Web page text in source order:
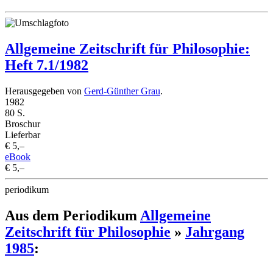
Allgemeine Zeitschrift für Philosophie:
Heft 7.1/1982
Herausgegeben von Gerd-Günther Grau.
1982
80 S.
Broschur
Lieferbar
€ 5,–
eBook
€ 5,–
periodikum
Aus dem Periodikum Allgemeine
Zeitschrift für Philosophie » Jahrgang
1985: